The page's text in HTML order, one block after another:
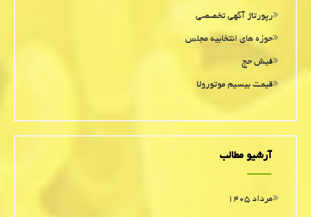
رپورتاژ آگهی تخصصی
حوزه های انتخابیه مجلس
فیش حج
قیمت بیسیم موتورولا
آرشیو مطالب
مرداد ۱۴۰۵